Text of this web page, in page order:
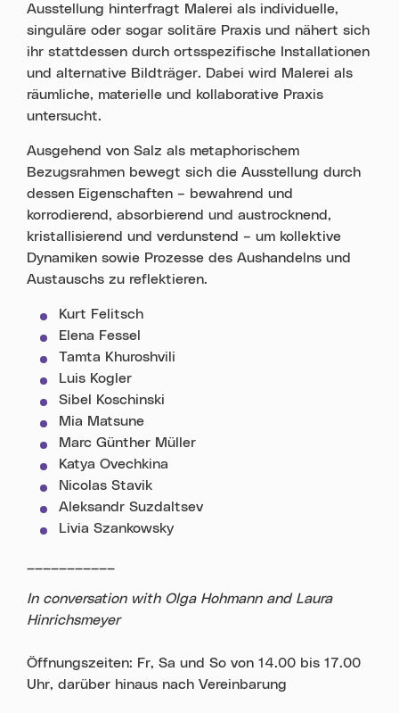
Ausstellung hinterfragt Malerei als individuelle,
singuläre oder sogar solitäre Praxis und nähert sich
ihr stattdessen durch ortsspezifische Installationen
und alternative Bildträger. Dabei wird Malerei als
räumliche, materielle und kollaborative Praxis
untersucht.
Ausgehend von Salz als metaphorischem
Bezugsrahmen bewegt sich die Ausstellung durch
dessen Eigenschaften – bewahrend und
korrodierend, absorbierend und austrocknend,
kristallisierend und verdunstend – um kollektive
Dynamiken sowie Prozesse des Aushandelns und
Austauschs zu reflektieren.
Kurt Felitsch
Elena Fessel
Tamta Khuroshvili
Luis Kogler
Sibel Koschinski
Mia Matsune
Marc Günther Müller
Katya Ovechkina
Nicolas Stavik
Aleksandr Suzdaltsev
Livia Szankowsky
In conversation with Olga Hohmann and Laura
Hinrichsmeyer
Öffnungszeiten: Fr, Sa und So von 14.00 bis 17.00
Uhr, darüber hinaus nach Vereinbarung